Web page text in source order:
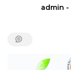
admin -